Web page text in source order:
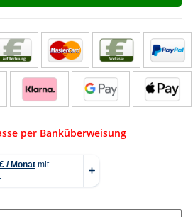
per Banküberweisung